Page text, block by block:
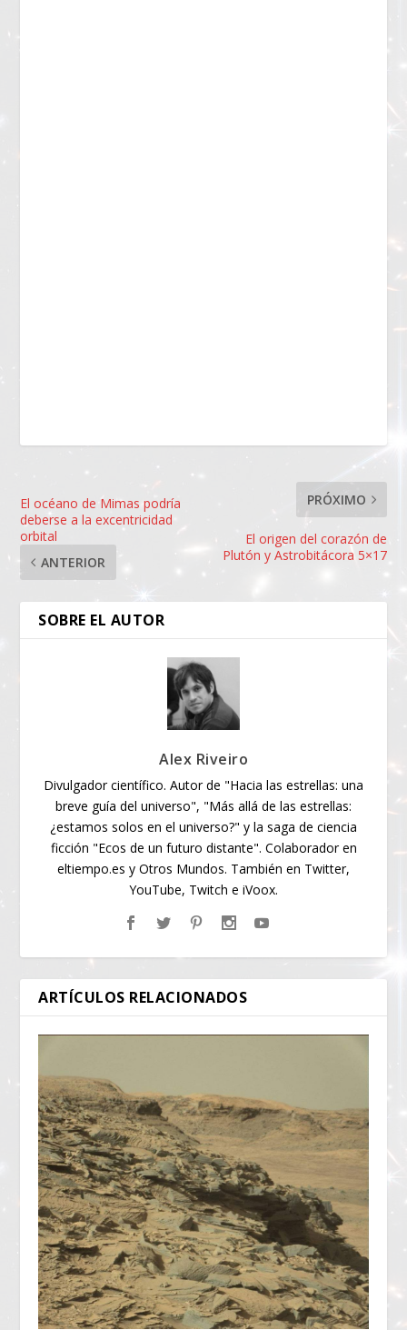
El océano de Mimas podría
deberse a la excentricidad
orbital
ANTERIOR
PRÓXIMO
El origen del corazón de
Plutón y Astrobitácora 5×17
SOBRE EL AUTOR
Alex Riveiro
Divulgador científico. Autor de "Hacia las estrellas: una
breve guía del universo", "Más allá de las estrellas:
¿estamos solos en el universo?" y la saga de ciencia
ficción "Ecos de un futuro distante". Colaborador en
eltiempo.es y Otros Mundos. También en Twitter,
YouTube, Twitch e iVoox.
ARTÍCULOS RELACIONADOS